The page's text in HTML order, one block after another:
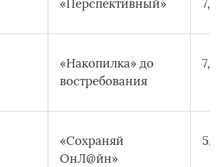
«Перспективный»
«Накопилка» до
востребования
«Сохраняй
ОнЛ@йн»